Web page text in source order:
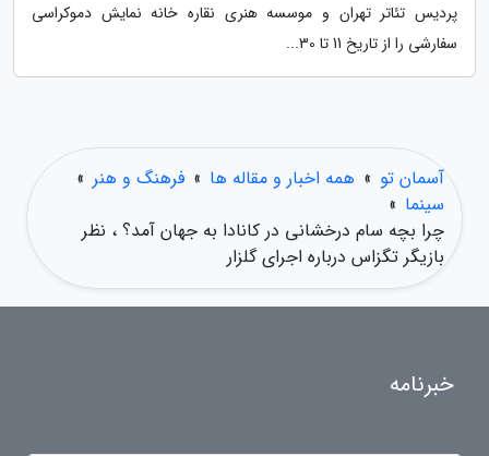
پردیس تئاتر تهران و موسسه هنری نقاره خانه نمایش دموکراسی
سفارشی را از تاریخ 11 تا 30...
آسمان تو » همه اخبار و مقاله ها » فرهنگ و هنر »
سینما »
چرا بچه سام درخشانی در کانادا به جهان آمد؟ ، نظر
بازیگر تگزاس درباره اجرای گلزار
خبرنامه